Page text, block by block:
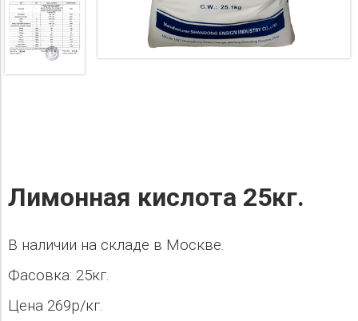
Лимонная кислота 25кг.
В наличии на складе в Москве.
Фасовка: 25кг.
Цена 269р/кг.